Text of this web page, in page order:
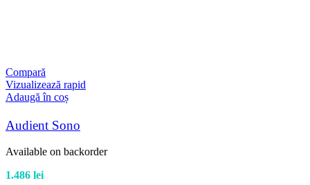
Compară
Vizualizează rapid
Adaugă în coș
Audient Sono
Available on backorder
1.486 lei